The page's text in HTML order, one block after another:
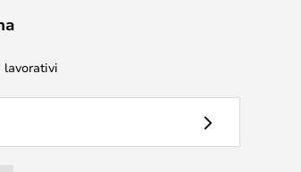
lavorativi